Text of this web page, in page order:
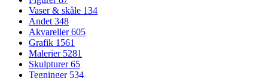
Vaser & skåle 134
Andet348
Akvareller605
Grafik 1561
Malerier 5281
Skulpturer65
Tegninger 534